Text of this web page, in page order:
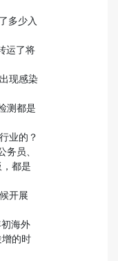
多少入
运了将
现感染
测都是
业的？
员、
都是
开展
海外
的时